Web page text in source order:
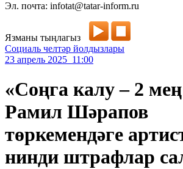
Эл. почта: infotat@tatar-inform.ru
Язманы тыңлагыз
Социаль челтәр йолдызлары
23 апрель 2025 11:00
«Соңга калу – 2
Рамил Шәрапов
төркемендәге
нинди штрафлар